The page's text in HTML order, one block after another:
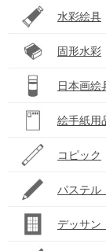
水彩絵具
固形水彩
日本画絵
絵手紙用
コピック
パステル
デッサン